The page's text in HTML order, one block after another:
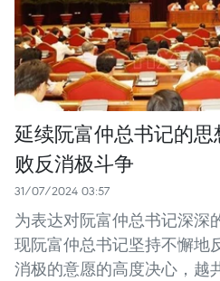
延续阮富仲总书记的
败反消极斗争
31/07/2024 03:57
为表达对阮富仲总书记深深
现阮富仲总书记坚持不懈地
消极的意愿的高度决心，越